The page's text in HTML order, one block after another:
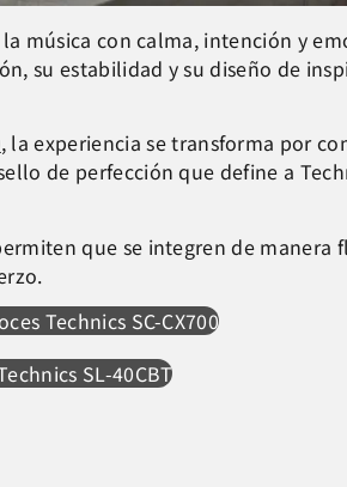
música con calma, intención y
su estabilidad y su diseño de
, la experiencia se transforma por
de perfección que define a
que se integren de manera
Technics SC-CX700
SL-40CBT